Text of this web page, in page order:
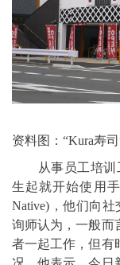
资料图：“Kura寿
从事员工培训工
生起就开始使用
Native)，他们向
询师认为，一般而
者一起工作，但有